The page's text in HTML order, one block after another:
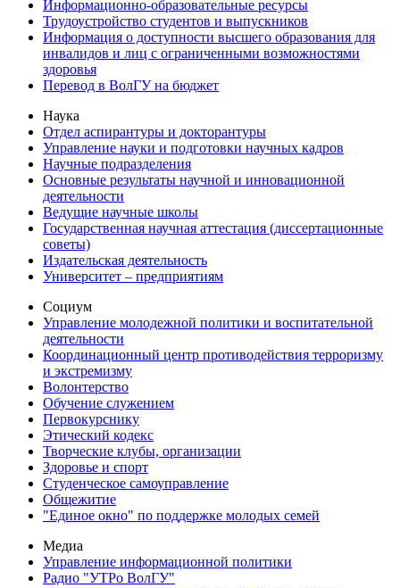
Информационно-образовательные ресурсы
Трудоустройство студентов и выпускников
Информация о доступности высшего образования для
инвалидов и лиц с ограниченными возможностями
здоровья
Перевод в ВолГУ на бюджет
Наука
Отдел аспирантуры и докторантуры
Управление науки и подготовки научных кадров
Научные подразделения
Основные результаты научной и инновационной
деятельности
Ведущие научные школы
Государственная научная аттестация (диссертационные
советы)
Издательская деятельность
Университет – предприятиям
Социум
Управление молодежной политики и воспитательной
деятельности
Координационный центр противодействия терроризму
и экстремизму
Волонтерство
Обучение служением
Первокурснику
Этический кодекс
Творческие клубы, организации
Здоровье и спорт
Студенческое самоуправление
Общежитие
"Единое окно" по поддержке молодых семей
Медиа
Управление информационной политики
Радио "УТРо ВолГУ"